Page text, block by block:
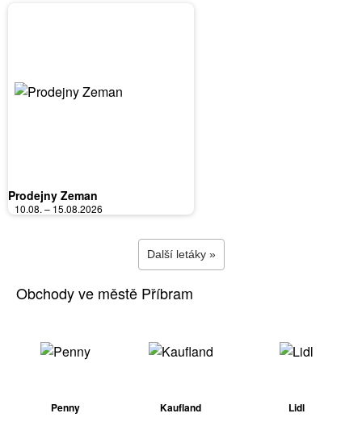
Prodejny Zeman
10.08. – 15.08.2026
Další letáky »
Obchody ve městě Příbram
Penny Kaufland Lidl